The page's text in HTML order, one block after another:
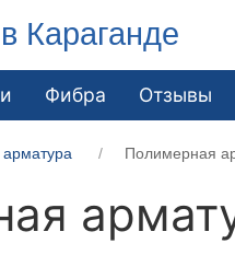
Караганде
Фибра Отзывы
Полимерная